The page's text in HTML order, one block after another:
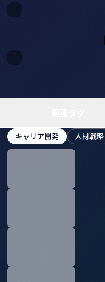
キャリア開発 人材戦略